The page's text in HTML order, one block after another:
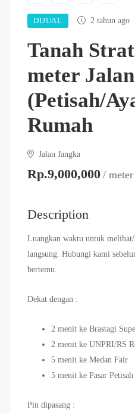
DIJUAL 2 tahun ago
Tanah
meter
(Petisah/
Rumah
Jalan Jangka
Rp.9,000,000 /
Description
Luangkan waktu untuk
langsung. Hubungi kami
bertemu.
Dekat dengan :
2 menit ke Brastagi
2 menit ke UNPRI/RS
5 menit ke Medan Fair
5 menit ke Pasar
Pin dipasang :